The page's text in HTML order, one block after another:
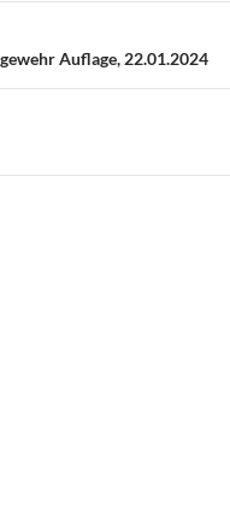
Auflage, 22.01.2024